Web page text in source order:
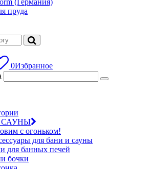
(Германия)
пруда
0Избранное
САУНЫ
с огоньком!
для бани и сауны
для банных печей
бочки